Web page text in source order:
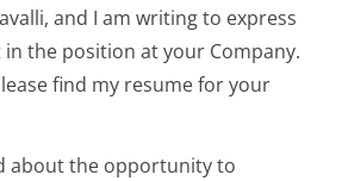
and I am writing to express
the position at your Company.
find my resume for your
about the opportunity to